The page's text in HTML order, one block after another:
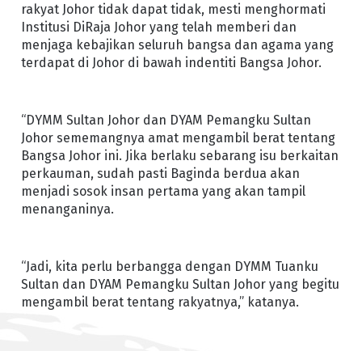
rakyat Johor tidak dapat tidak, mesti menghormati
Institusi DiRaja Johor yang telah memberi dan
menjaga kebajikan seluruh bangsa dan agama yang
terdapat di Johor di bawah indentiti Bangsa Johor.
“DYMM Sultan Johor dan DYAM Pemangku Sultan
Johor sememangnya amat mengambil berat tentang
Bangsa Johor ini. Jika berlaku sebarang isu berkaitan
perkauman, sudah pasti Baginda berdua akan
menjadi sosok insan pertama yang akan tampil
menanganinya.
“Jadi, kita perlu berbangga dengan DYMM Tuanku
Sultan dan DYAM Pemangku Sultan Johor yang begitu
mengambil berat tentang rakyatnya,” katanya.